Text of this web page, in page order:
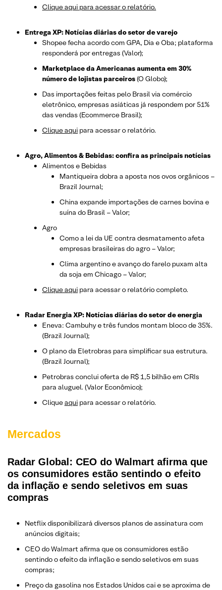
Clique aqui para acessar o relatório.
Entrega XP: Notícias diárias do setor de varejo
Shopee fecha acordo com GPA, Dia e Oba; plataforma
responderá por entregas (Valor);
Marketplace da Americanas aumenta em 30%
número de lojistas parceiros(O Globo);
Das importações feitas pelo Brasil via comércio
eletrônico, empresas asiáticas já respondem por 51%
das vendas (Ecommerce Brasil);
Clique aqui para acessar o relatório.
Agro, Alimentos & Bebidas: confira as principais notícias
Alimentos e Bebidas
Mantiqueira dobra a aposta nos ovos orgânicos –
Brazil Journal;
China expande importações de carnes bovina e
suína do Brasil – Valor;
Agro
Como a lei da UE contra desmatamento afeta
empresas brasileiras do agro – Valor;
Clima argentino e avanço do farelo puxam alta
da soja em Chicago – Valor;
Clique aqui para acessar o relatório completo.
Radar Energia XP: Notícias diárias do setor de energia
Eneva: Cambuhy e três fundos montam bloco de 35%.
(Brazil Journal);
O plano da Eletrobras para simplificar sua estrutura.
(Brazil Journal);
Petrobras conclui oferta de R$ 1,5 bilhão em CRIs
para aluguel. (Valor Econômico);
Cliqueaqui para acessar o relatório.
Mercados
Radar Global: CEO do Walmart afirma que
os consumidores estão sentindo o efeito
da inflação e sendo seletivos em suas
compras
Netflix disponibilizará diversos planos de assinatura com
anúncios digitais;
CEO do Walmart afirma que os consumidores estão
sentindo o efeito da inflação e sendo seletivos em suas
compras;
Preço da gasolina nos Estados Unidos cai e se aproxima de